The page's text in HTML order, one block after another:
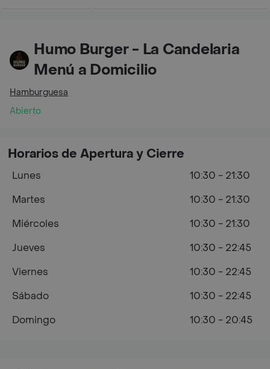
Humo Burger - La Candelaria
Menú a Domicilio
Hamburguesa
Abierto
Horarios de Apertura y Cierre
Lunes
10:30 - 21:30
Martes
10:30 - 21:30
Miércoles
10:30 - 21:30
Jueves
10:30 - 22:45
Viernes
10:30 - 22:45
Sábado
10:30 - 22:45
Domingo
10:30 - 20:45